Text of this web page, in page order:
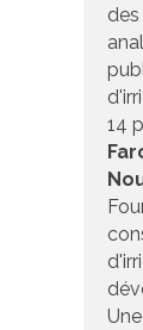
14